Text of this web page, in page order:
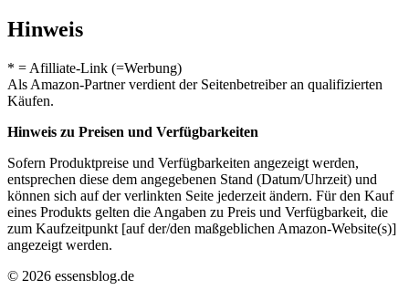
Hinweis
* = Afilliate-Link (=Werbung)
Als Amazon-Partner verdient der Seitenbetreiber an qualifizierten
Käufen.
Hinweis zu Preisen und Verfügbarkeiten
Sofern Produktpreise und Verfügbarkeiten angezeigt werden,
entsprechen diese dem angegebenen Stand (Datum/Uhrzeit) und
können sich auf der verlinkten Seite jederzeit ändern. Für den Kauf
eines Produkts gelten die Angaben zu Preis und Verfügbarkeit, die
zum Kaufzeitpunkt [auf der/den maßgeblichen Amazon-Website(s)]
angezeigt werden.
© 2026 essensblog.de